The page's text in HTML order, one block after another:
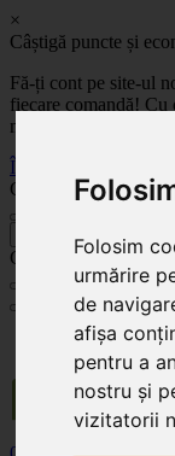
Folosim
urmărire
de
afișa
pentru a
nostru și
vizitatorii
×
Câștigă puncte și
Fă-ți cont pe site-ul
fiecare comandă! Cu
mult!
Înregistrează-te acum
Celoplast
Celoplast
Transportul este
valoare